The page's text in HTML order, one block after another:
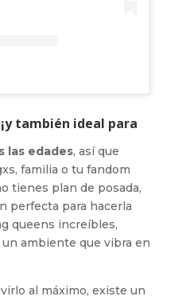
también ideal para
las edades, así que
familia o tu fandom
tienes plan de posada,
perfecta para hacerla
queens increíbles,
ambiente que vibra en
al máximo, existe un